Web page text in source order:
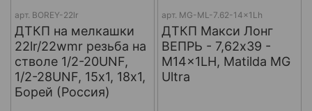
арт. BOREY-22lr
ДТКП на мелкашки
22lr/22wmr резьба на
стволе 1/2-20UNF,
1/2-28UNF, 15х1, 18х1,
Борей (Россия)
арт. MG-ML-7.62-14x1Lh
ДТКП Макси Лонг
ВЕПРЬ - 7,62x39 -
M14x1LH, Matilda MG
Ultra